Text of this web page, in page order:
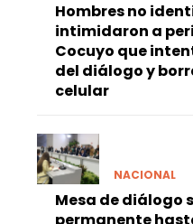
Hombres no
intimidaron a
Cocuyo que
del diálogo y
celular
NACIONAL
Mesa de diálogo
permanente